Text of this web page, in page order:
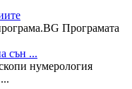
Програмата
сън ...
нумерология